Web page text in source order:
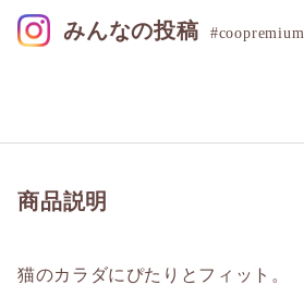
商品説明
猫のカラダにぴたりとフィット。
みんなの投稿 #coopremium